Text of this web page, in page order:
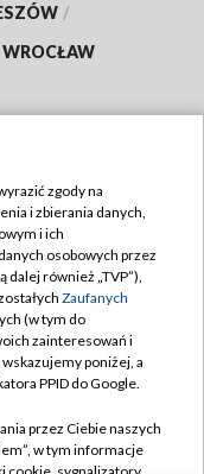
/
WROCŁAW
zgody na
i zbierania danych,
i ich
osobowych przez
dalej również „TVP”),
Zaufanych
(w tym do
zainteresowań i
poniżej, a
PPID do Google.
przez Ciebie naszych
w tym informacje